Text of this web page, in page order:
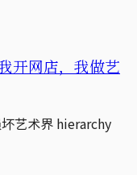
开网店，我做艺
艺术界 hierarchy